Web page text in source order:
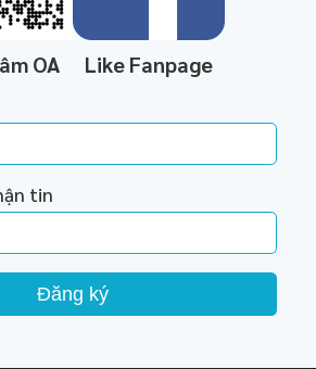
OA Like Fanpage
tin
Đăng ký